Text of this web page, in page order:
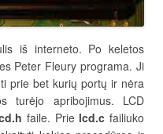
iš interneto. Po keletos
Peter Fleury programa. Ji
prie bet kurių portų ir nėra
turėjo apribojimus. LCD
faile. Prie lcd.c failiuko